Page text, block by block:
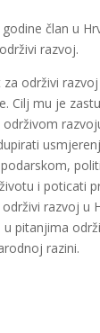
član u
razvoj.
održivi razvoj
Cilj mu je
i poticati
razvoj u
pitanjima
razini.